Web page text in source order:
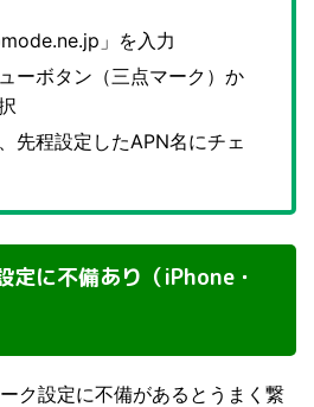
」を入力
ーボタン（三点マーク）か
先程設定したAPN名にチェ
定に不備あり（iPhone・
ク設定に不備があるとうまく繋